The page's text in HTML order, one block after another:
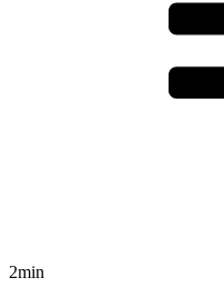
2min